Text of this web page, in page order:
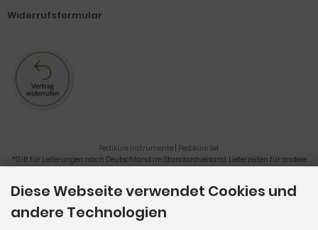
Widerrufsformular
Pediküre Instrumente | Pediküre Set
*Gilt für Lieferungen nach Deutschland im Standardversand. Lieferzeiten für andere
Nagelzange, Podologie, Pediküre, Fußpflegegeräte, Nagelfräser © 2026
Diese Webseite verwendet Cookies und
andere Technologien